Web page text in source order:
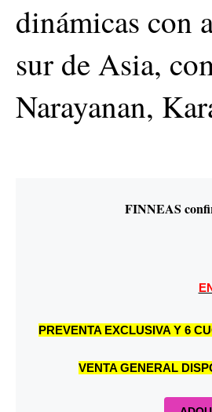
dinámicas con
sur de Asia,
Narayanan,
FINNEAS
PREVENTA EXCLUSIVA Y 6
VENTA GENERAL